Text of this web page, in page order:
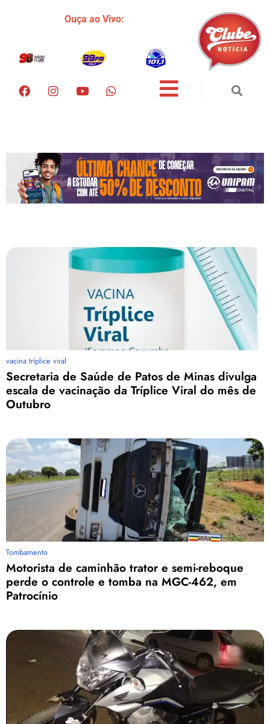
Ouça ao Vivo:
vacina tríplice viral
Secretaria de Saúde de Patos de Minas divulga
escala de vacinação da Tríplice Viral do mês de
Outubro
Tombamento
Motorista de caminhão trator e semi-reboque
perde o controle e tomba na MGC-462, em
Patrocínio